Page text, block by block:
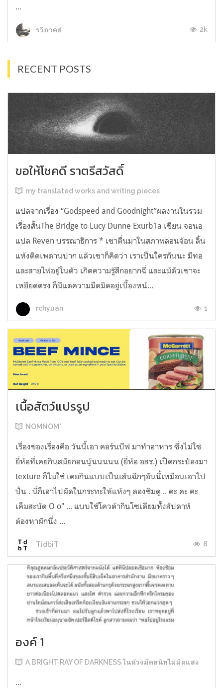
...
รวีภาคย์ 2k
RECENT POSTS
ขอให้โชคดี ราตรีสวัสดิ์
my translated works and writing pieces
แปลจากเรื่อง “Godspeed and Goodnight”ผลงานในรวม
เรื่องสั้นThe Bridge to Lucy Dunne Exurb1a เขียน จอนอ
แปล Reven บรรณาธิการ * เขาตื่นมาในสภาพล่อนจ้อน ลิ้น
แห้งติดเพดานปาก แล้วเขาก็คิดว่า เราเป็นใครกันนะ มีท่อ
และสายไฟอยู่ในตัว เกิดความรู้สึกอยากฉี่ และแม้ตัวเขาจะ
เหยียดตรง ก็มีแต่ความมืดมิดอยู่เบื้องหน้...
rchyuan 1
เนื้อสัตว์แปรรูป
NOMNOM*
เรื่องของเรื่องคือ วันนี้เอา คอร์นบีฟ มาทำอาหาร ซึ่งไม่ใช่
ยี่ห้อที่เคยกินสมัยก่อนนู้นนนนน (ยี่ห้อ อสร.) เปิดกระป๋องมา
texture ก็ไม่ใช่ เคยกินแบบเป็นเส้นฉีกๆอันนี้เหมือนเอาไป
ปั่น . นี่ก็เอาไปผัดในกระทะให้แห้งๆ ลองชิมดู .. คะ คะ คะ
เค็มสะบัด O o" ... แบบใช้โควต้ากินโซเดียมทั้งสัปดาห์
ต้องหาผักนึ่ง ...
TidbiT 8
องค์ 1
A BRIGHT RAY OF DARKNESS ในห้วงมืดสนิทไม่มิดแสง
...